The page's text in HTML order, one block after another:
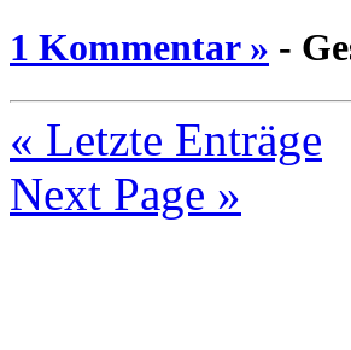
1 Kommentar » -
« Letzte Enträge
Next Page »